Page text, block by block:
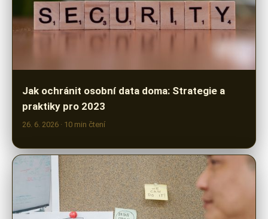
Jak ochránit osobní data doma: Strategie a
26. 6. 2026· 10 min čtení